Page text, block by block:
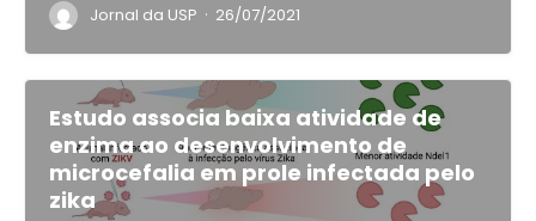
Jornal da USP · 26/07/2021
Estudo associa baixa atividade de
enzima ao desenvolvimento de
microcefalia em prole infectada pelo
zika